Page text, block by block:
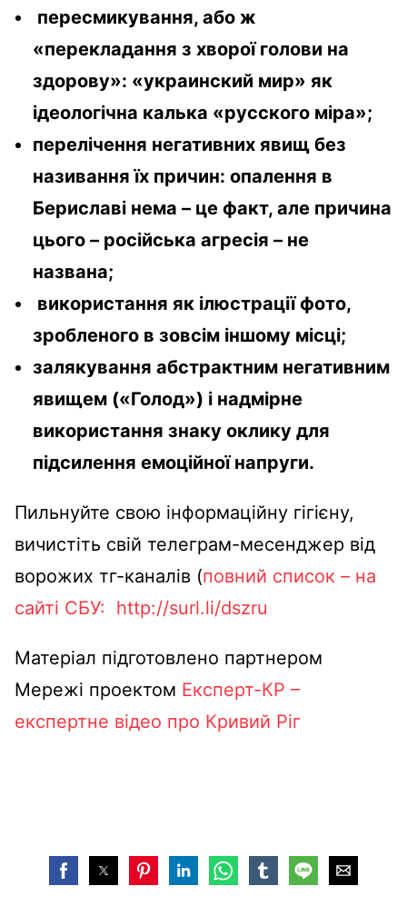
пересмикування, або ж
«перекладання з хворої голови на
здорову»: «украинский мир» як
ідеологічна калька «русского міра»;
перелічення негативних явищ без
називання їх причин: опалення в
Бериславі нема – це факт, але причина
цього – російська агресія – не
названа;
використання як ілюстрації фото,
зробленого в зовсім іншому місці;
залякування абстрактним негативним
явищем («Голод») і надмірне
використання знаку оклику для
підсилення емоційної напруги.
Пильнуйте свою інформаційну гігієну,
вичистіть свій телеграм-месенджер від
ворожих тг-каналів (повний список – на
сайті СБУ:
http://surl.li/dszru
Матеріал підготовлено партнером
Мережі проектом Експерт-КР –
експертне відео про Кривий Ріг